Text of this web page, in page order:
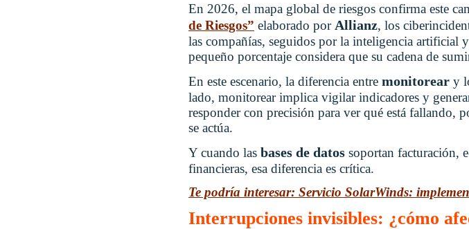
En 2026, el mapa global de riesgos confirma este
de Riesgos” elaborado por Allianz, los
las compañías, seguidos por la inteligencia
pequeño porcentaje considera que su cadena de
En este escenario, la diferencia entre monitorear y
lado, monitorear implica vigilar indicadores y
responder con precisión para ver qué está fallando,
se actúa.
Y cuando las bases de datos soportan facturación,
financieras, esa diferencia es crítica.
Te podría interesar: Servicio SolarWinds:
Interrupciones invisibles: ¿cómo